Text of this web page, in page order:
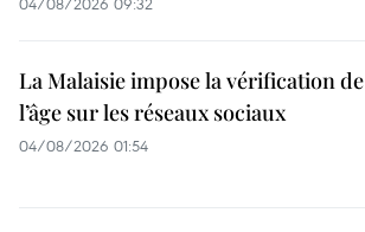
La Malaisie impose la vérification de
l’âge sur les réseaux sociaux
04/08/2026 01:54